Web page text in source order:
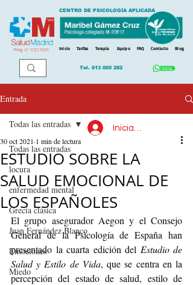
Reg. nº CS11031
CENTRO DE PSICOLOGÍA APLICADA
Inicio Tarifas Terapia Equipo FAQ Contacto Blog
Tel. 613 005 282
Entrada
Todas las entradas
locura
enfermedad mental
Grecia clásica
Juan Fernández Blanco
Emociones
Miedo
Todas las entradas
ESTUDIO SOBRE LA
SALUD EMOCIONAL DE
LOS ESPAÑOLES
30 oct 2021 1 min de lectura
El grupo asegurador Aegon y el Consejo
General de la Psicología de España han
presentado la cuarta edición del Estudio de
Salud y Estilo de Vida, que se centra en la
percepción del estado de salud, estilo de
Iniciar sesión